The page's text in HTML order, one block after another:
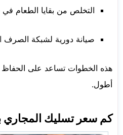
التخلص من بقايا الطعام
صيانة دورية لشبكة الصرف
هذه الخطوات تساعد على الحفاظ
أطول.
كم سعر تسليك المجاري